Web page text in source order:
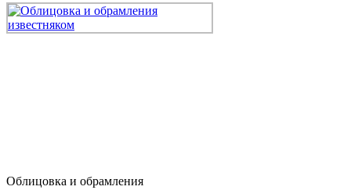
Облицовка и обрамления